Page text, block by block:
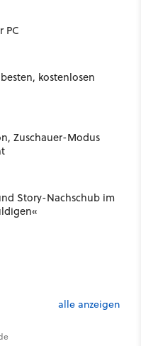
PC
kostenlosen
Zuschauer-Modus
Story-Nachschub im
alle anzeigen